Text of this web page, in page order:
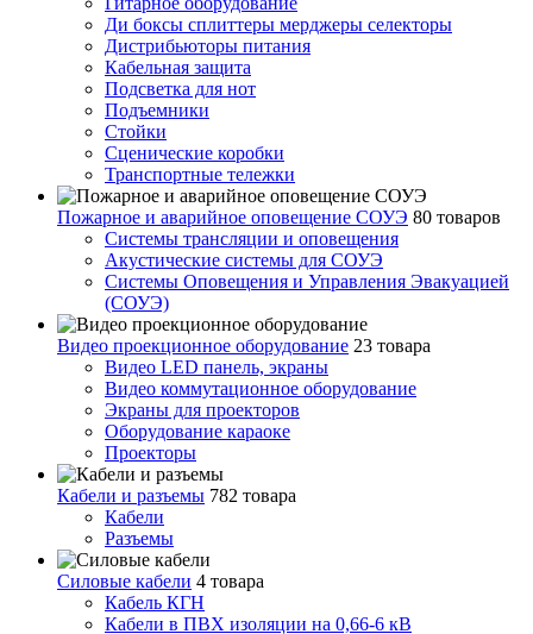
Ди боксы сплиттеры мерджеры селекторы
Дистрибьюторы питания
Кабельная защита
Подсветка для нот
Подъемники
Стойки
Сценические коробки
Транспортные тележки
Пожарное и аварийное оповещение СОУЭ 80 товаров
Cистемы трансляции и оповещения
Акустические системы для СОУЭ
Системы Оповещения и Управления Эвакуацией
(СОУЭ)
Видео проекционное оборудование 23 товара
Видео LED панель, экраны
Видео коммутационное оборудование
Экраны для проекторов
Оборудование караоке
Проекторы
Кабели и разъемы 782 товара
Кабели
Разъемы
Силовые кабели 4 товара
Кабель КГН
Кабели в ПВХ изоляции на 0,66-6 кВ